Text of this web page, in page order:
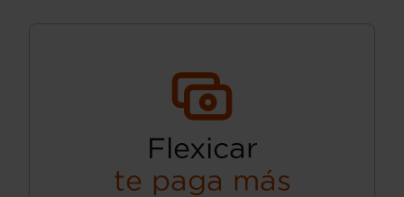
Flexicar
te paga más